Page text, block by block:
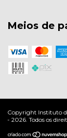
Meios de
Copyright Instituto
- 2026. Todos os